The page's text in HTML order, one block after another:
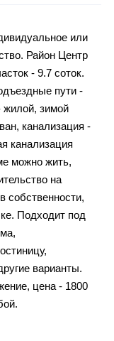
или
Район Центр
- 9.7 соток.
пути -
жилой, зимой
канализация -
канализация
можно жить,
на
собственности,
Подходит под
варианты.
цена - 1800